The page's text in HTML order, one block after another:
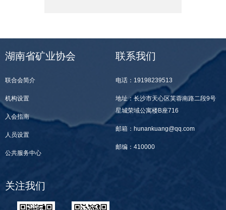
湖南省矿业协会
联合会简介
机构设置
入会指南
人员设置
公共服务中心
联系我们
电话：19198239513
地址：长沙市天心区芙蓉南路二段9号
星城荣域公寓楼B座716
邮箱：hunankuang@qq.com
邮编：410000
关注我们